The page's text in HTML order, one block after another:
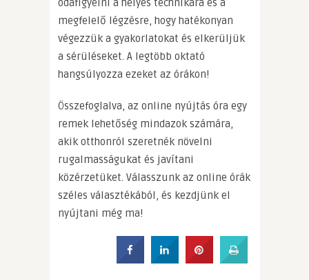
odafigyelni a helyes technikára és a
megfelelő légzésre, hogy hatékonyan
végezzük a gyakorlatokat és elkerüljük
a sérüléseket. A legtöbb oktató
hangsúlyozza ezeket az órákon!
Összefoglalva, az online nyújtás óra egy
remek lehetőség mindazok számára,
akik otthonról szeretnék növelni
rugalmasságukat és javítani
közérzetüket. Válasszunk az online órák
széles választékából, és kezdjünk el
nyújtani még ma!